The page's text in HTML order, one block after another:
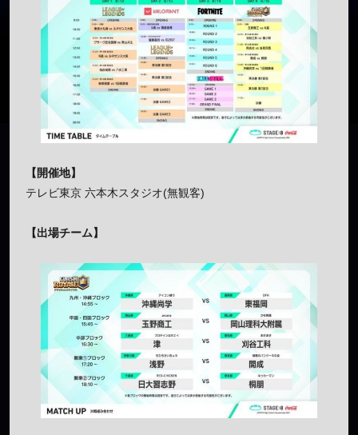
【開催地】
テレビ東京 六本木スタジオ(無観客)
【出場チーム】